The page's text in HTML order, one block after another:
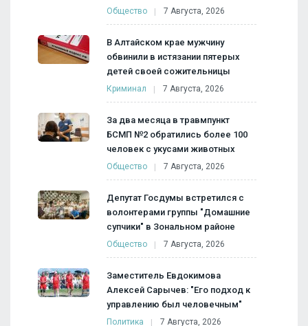
Общество 7 Августа, 2026
В Алтайском крае мужчину
обвинили в истязании пятерых
детей своей сожительницы
Криминал 7 Августа, 2026
За два месяца в травмпункт
БСМП №2 обратились более 100
человек с укусами животных
Общество 7 Августа, 2026
Депутат Госдумы встретился с
волонтерами группы "Домашние
супчики" в Зональном районе
Общество 7 Августа, 2026
Заместитель Евдокимова
Алексей Сарычев: "Его подход к
управлению был человечным"
Политика 7 Августа, 2026